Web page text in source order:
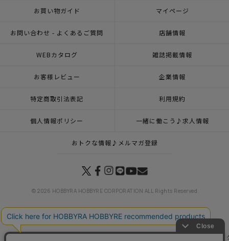
お買い物ガイド マイページ
お問い合わせ - よくあるご質問 店舗情報
WEBカタログ 雑誌掲載情報
お客様レビュー 企業情報
特定商取引法表記 利用規約
個人情報ポリシー 一緒に働こう♪求人情報
おトクな情報♪メルマガ登録
© 2026 HOBBYRA HOBBYRE CORPORATION ALL Rights Reserved